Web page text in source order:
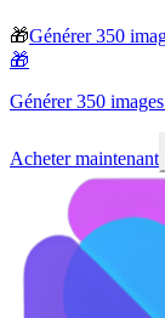
🎁Générer 350
🎁
Générer 350
Acheter maintenant